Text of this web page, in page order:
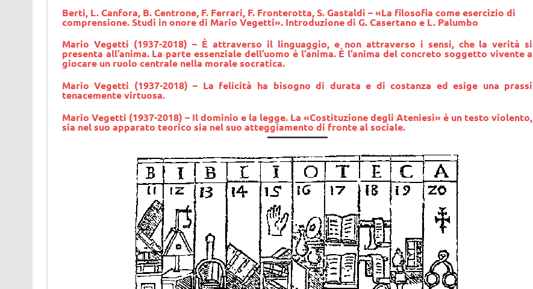
Berti, L. Canfora, B. Centrone, F. Ferrari, F. Fronterotta,S. Gastaldi – «La filosofia come esercizio di
comprensione. Studi in onore di Mario Vegetti». Introduzione di G. Casertano e L. Palumbo
Mario Vegetti (1937-2018) – È attraverso il linguaggio, e non attraverso i sensi, che la verità si
presenta all’anima. La parte essenziale dell’uomo è l’anima. È l’anima del concreto soggetto vivente a
giocare un ruolo centrale nella morale socratica.
Mario Vegetti (1937-2018) – La felicità ha bisogno di durata e di costanza ed esige una prassi
tenacemente virtuosa.
Mario Vegetti (1937-2018) – Il dominio e la legge. La «Costituzione degli Ateniesi» è un testo violento,
sia nel suo apparato teorico sia nel suo atteggiamento di fronte al sociale.